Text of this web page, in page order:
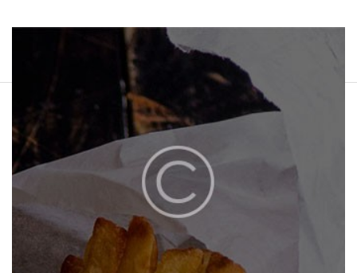
ÜBER UNS
CATERING
KONTAKT